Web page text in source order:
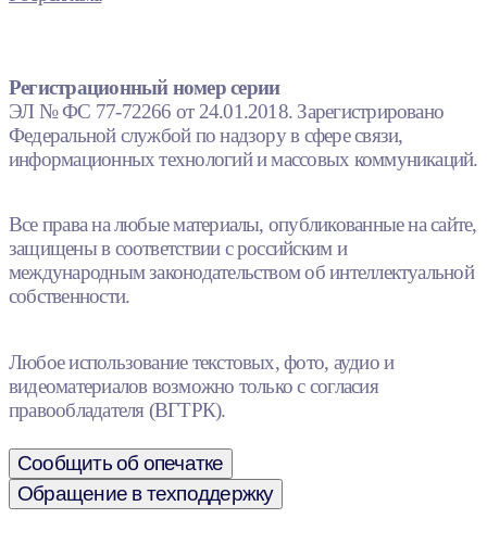
Регистрационный номер серии
ЭЛ № ФС 77-72266 от 24.01.2018. Зарегистрировано
Федеральной службой по надзору в сфере связи,
информационных технологий и массовых коммуникаций.
Все права на любые материалы, опубликованные на сайте,
защищены в соответствии с российским и
международным законодательством об интеллектуальной
собственности.
Любое использование текстовых, фото, аудио и
видеоматериалов возможно только с согласия
правообладателя (ВГТРК).
Сообщить об опечатке
Обращение в техподдержку